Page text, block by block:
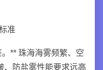
准
** 珠海海雾频繁、空
、防盐雾性能要求远高